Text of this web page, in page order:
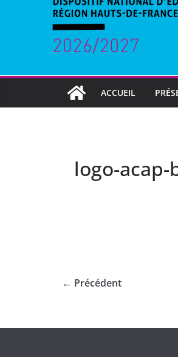
ACCUEIL
logo-acap-
← Précédent